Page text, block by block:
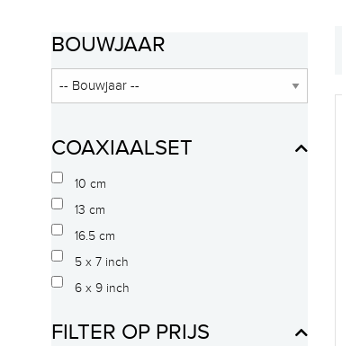
BOUWJAAR
COAXIAALSET
10 cm
13 cm
16.5 cm
5 x 7 inch
6 x 9 inch
FILTER OP PRIJS